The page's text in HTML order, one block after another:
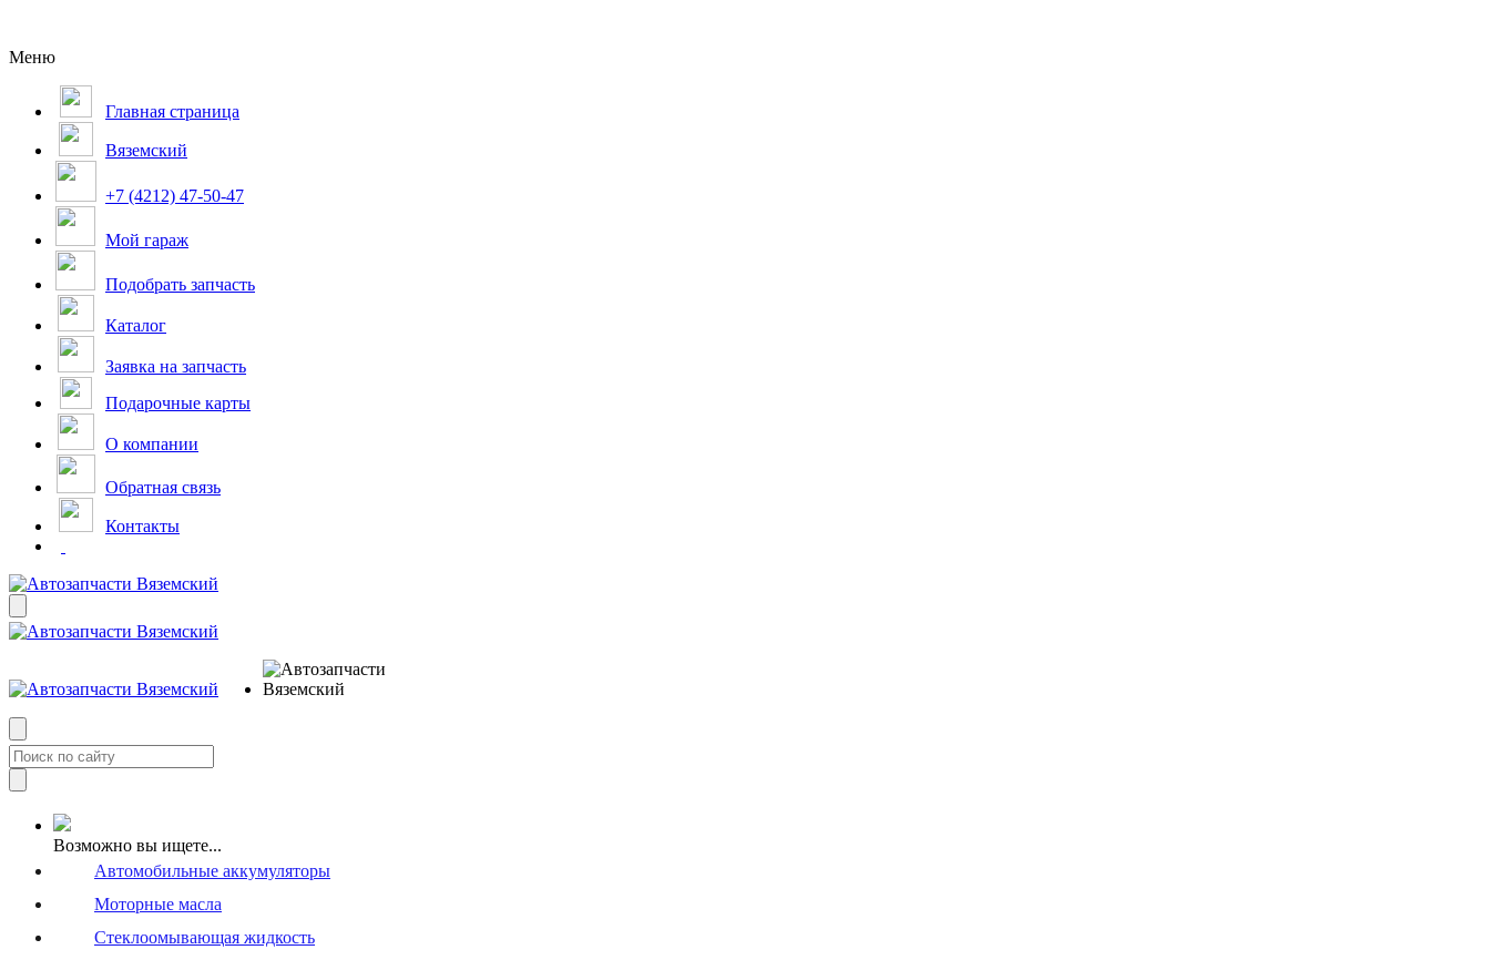
Меню
Главная страница
Вяземский
+7 (4212) 47-50-47
Мой гараж
Подобрать запчасть
Каталог
Заявка на запчасть
Подарочные карты
О компании
Обратная связь
Контакты
Возможно вы ищете...
Автомобильные аккумуляторы
Моторные масла
Стеклоомывающая жидкость